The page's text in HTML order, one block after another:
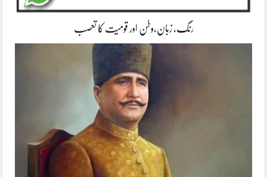
رنگ، زبان،وطن اور قومیت کا تعصب